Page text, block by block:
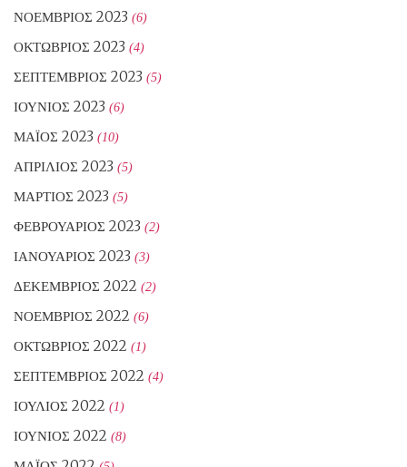
ΝΟΈΜΒΡΙΟΣ 2023 (6)
ΟΚΤΏΒΡΙΟΣ 2023 (4)
ΣΕΠΤΈΜΒΡΙΟΣ 2023 (5)
ΙΟΎΝΙΟΣ 2023 (6)
ΜΆΙΟΣ 2023 (10)
ΑΠΡΊΛΙΟΣ 2023 (5)
ΜΆΡΤΙΟΣ 2023 (5)
ΦΕΒΡΟΥΆΡΙΟΣ 2023 (2)
ΙΑΝΟΥΆΡΙΟΣ 2023 (3)
ΔΕΚΈΜΒΡΙΟΣ 2022 (2)
ΝΟΈΜΒΡΙΟΣ 2022 (6)
ΟΚΤΏΒΡΙΟΣ 2022 (1)
ΣΕΠΤΈΜΒΡΙΟΣ 2022 (4)
ΙΟΎΛΙΟΣ 2022 (1)
ΙΟΎΝΙΟΣ 2022 (8)